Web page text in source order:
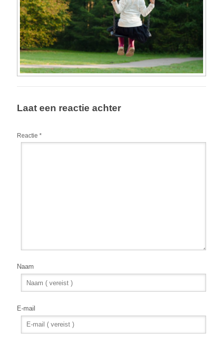
Laat een reactie achter
Reactie *
Naam
E-mail